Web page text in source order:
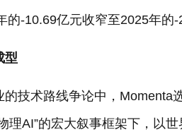
的-10.69亿元收窄至2025年的
型
技术路线争论中，Momenta
理AI”的宏大叙事框架下，以